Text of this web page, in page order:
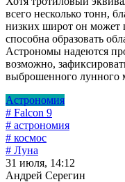
всего несколько тонн,
низких широт он может
способна образовать
Астрономы надеются
возможно,
выброшенного лунного
Астрономия
# Falcon 9
# астрономия
# космос
# Луна
31 июля, 14:12
Андрей Серегин